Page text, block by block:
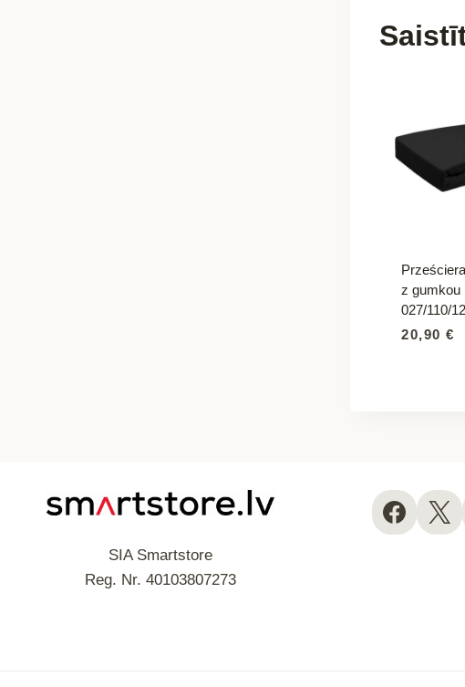
z gumkou
027/110/
20,90€
SIA Smartstore
Reg. Nr. 40103807273